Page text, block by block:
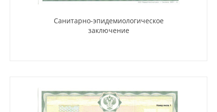
Санитарно-эпидемиологическое
заключение